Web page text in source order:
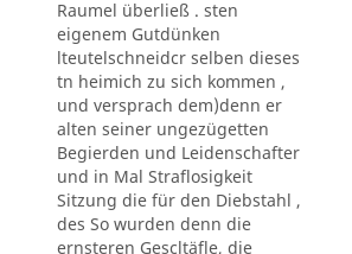
Raumel überließ . sten
eigenem Gutdünken
lteutelschneidcr selben dieses
tn heimich zu sich kommen ,
und versprach dem)denn er
alten seiner ungezügetten
Begierden und Leidenschafter
und in Mal Straflosigkeit
Sitzung die für den Diebstahl ,
des So wurden denn die
ernsteren Gescltäfle, die